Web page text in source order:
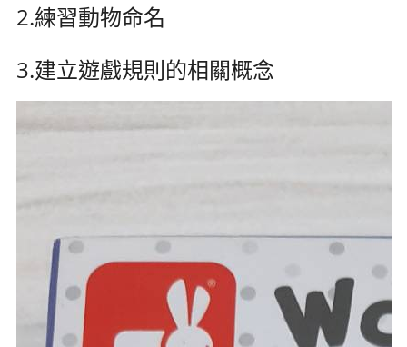
2.練習動物命名
3.建立遊戲規則的相關概念